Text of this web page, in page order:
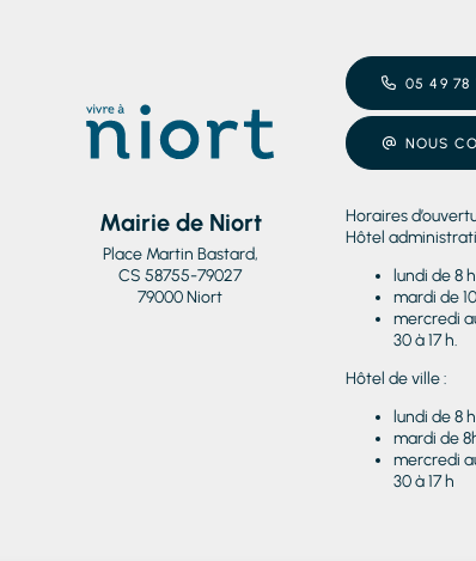
Mairie de Niort
Place Martin Bastard,
CS 58755-79027
79000 Niort
05 49 78
NOUS
Horaires
Hôtel
lundi de 8
mardi de
mercredi
30 à 17 h.
Hôtel de ville :
lundi de 8
mardi de
mercredi
30 à 17 h